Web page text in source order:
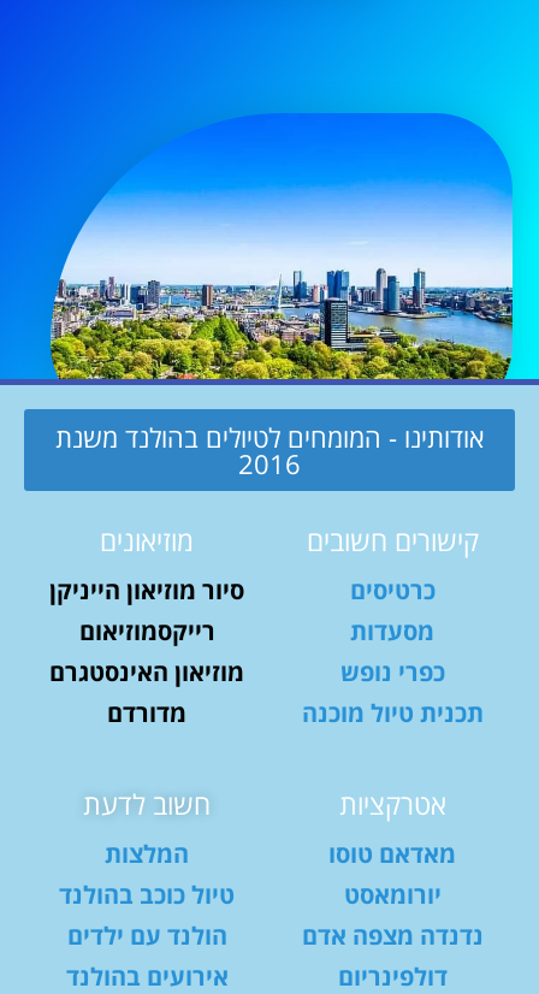
אודותינו - המומחים לטיולים בהולנד משנת
2016
קישורים חשובים
כרטיסים
מסעדות
כפרי נופש
תכנית טיול מוכנה
מוזיאונים
סיור מוזיאון הייניקן
רייקסמוזיאום
מוזיאון האינסטגרם
מדורדם
אטרקציות
מאדאם טוסו
יורומאסט
נדנדה מצפה אדם
דולפינריום
חשוב לדעת
המלצות
טיול כוכב בהולנד
הולנד עם ילדים
אירועים בהולנד